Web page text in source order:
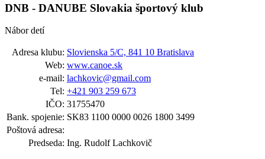
DNB - DANUBE Slovakia športový klub
Nábor detí
Adresa klubu: Slovienska 5/C, 841 10 Bratislava
Web: www.canoe.sk
e-mail: lachkovic@gmail.com
Tel: +421 903 259 673
IČO: 31755470
Bank. spojenie: SK83 1100 0000 0026 1800 3499
Poštová adresa:
Predseda: Ing. Rudolf Lachkovič